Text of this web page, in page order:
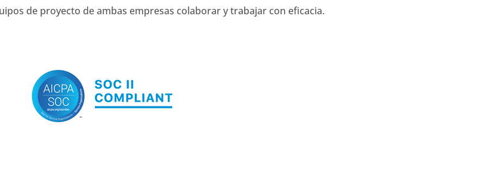
de proyecto de ambas empresas colaborar y trabajar con eficacia.